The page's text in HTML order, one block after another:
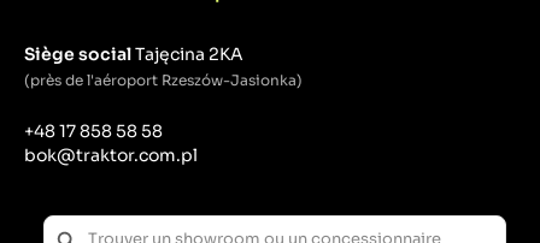
Siège socialTajęcina 2KA
(près de l'aéroport Rzeszów-Jasionka)
+48 17 858 58 58
bok@traktor.com.pl